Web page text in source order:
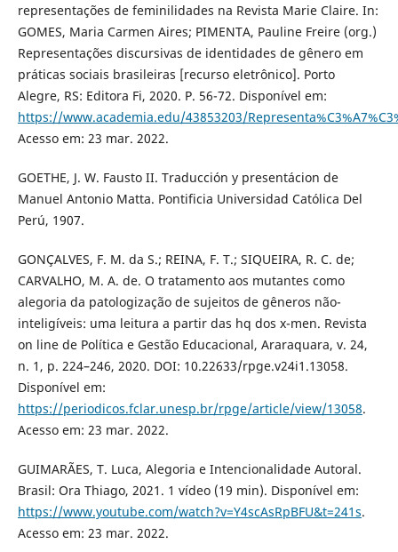
representações de feminilidades na Revista Marie Claire. In:
GOMES, Maria Carmen Aires; PIMENTA, Pauline Freire (org.)
Representações discursivas de identidades de gênero em
práticas sociais brasileiras [recurso eletrônico]. Porto
Alegre, RS: Editora Fi, 2020. P. 56-72. Disponível em:
https://www.academia.edu/43853203/
Acesso em: 23 mar. 2022.
GOETHE, J. W. Fausto II. Traducción y presentácion de
Manuel Antonio Matta. Pontificia Universidad Católica Del
Perú, 1907.
GONÇALVES, F. M. da S.; REINA, F. T.; SIQUEIRA, R. C. de;
CARVALHO, M. A. de. O tratamento aos mutantes como
alegoria da patologização de sujeitos de gêneros não-
inteligíveis: uma leitura a partir das hq dos x-men. Revista
on line de Política e Gestão Educacional, Araraquara, v. 24,
n. 1, p. 224–246, 2020. DOI: 10.22633/rpge.v24i1.13058.
Disponível em:
https://periodicos.fclar.unesp.br/rpge/article/view/13058.
Acesso em: 23 mar. 2022.
GUIMARÃES, T. Luca, Alegoria e Intencionalidade Autoral.
Brasil: Ora Thiago, 2021. 1 vídeo (19 min). Disponível em:
https://www.youtube.com/watch?v=Y4scAsRpBFU&t=241s.
Acesso em: 23 mar. 2022.